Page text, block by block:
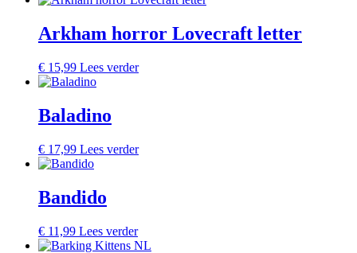
Arkham horror Lovecraft letter
€ 15,99 Lees verder
Baladino
€ 17,99 Lees verder
Bandido
€ 11,99 Lees verder